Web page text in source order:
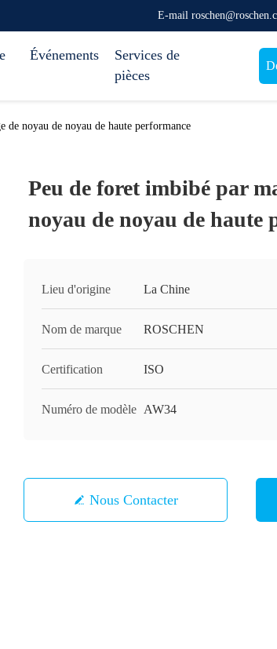
E-mail
Événements
Services de
pièces
noyau de noyau de haute performance
Peu de foret imbibé par
noyau de noyau de haute
Lieu d'origine La Chine
Nom de marque ROSCHEN
Certification ISO
Numéro de modèle AW34
Nous Contacter